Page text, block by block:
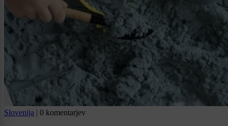
Slovenija | 0 komentarjev